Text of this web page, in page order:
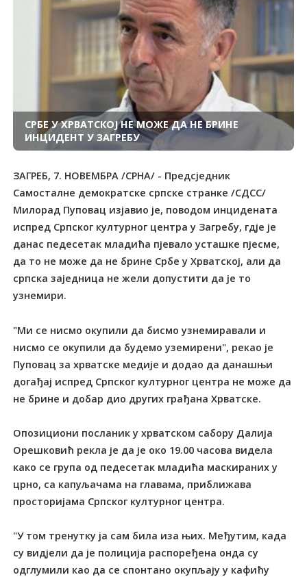
СРБЕ У ХРВАТСКОЈ НЕ МОЖЕ ДА НЕ БРИНЕ
ИНЦИДЕНТ У ЗАГРЕБУ
ЗАГРЕБ, 7. НОВЕМБРА /СРНА/ - Предсједник
Самосталне демократске српске странке /СДСС/
Милорад Пуповац изјавио је, поводом инцидената
испред Српског културног центра у Загребу, гдје је
данас педесетак младића пјевало усташке пјесме,
да то не може да не брине Србе у Хрватској, али да
српска заједница не жели допустити да је то
узнемири.
"Ми се нисмо окупили да бисмо узнемиравали и
нисмо се окупили да будемо уземирени", рекао је
Пуповац за хрватске медије и додао да данашњи
догађај испред Српског културног центра не може да
не брине и добар дио других грађана Хрватске.
Опозициони посланик у хрватском сабору Далија
Орешковић рекла је да је око 19.00 часова видела
како се група од педесетак младића маскираних у
црно, са капуљачама на главама, приближава
просторијама Српског културног центра.
"У том тренутку ја сам била иза њих. Међутим, када
су видјели да је полиција распоређена онда су
одглумили као да се спонтано окупљају у кафићу